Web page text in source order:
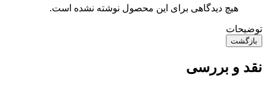
هیچ دیدگاهی برای این محصول نوشته نشده است.
توضیحات
بازگشت
نقد و بررسی